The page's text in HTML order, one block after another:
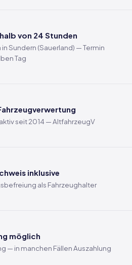
von 24 Stunden
Sundern (Sauerland) — Termin
Tag
seit 2014 — AltfahrzeugV
inklusive
als Fahrzeughalter
möglich
— in manchen Fällen Auszahlung